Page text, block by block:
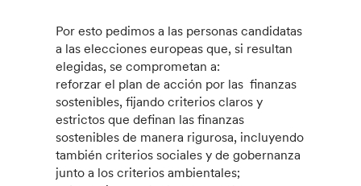
Por esto pedimos a las personas candidatas
a las elecciones europeas que, si resultan
elegidas, se comprometan a:
reforzar el plan de acción por las finanzas
sostenibles, fijando criterios claros y
estrictos que definan las finanzas
sostenibles de manera rigurosa, incluyendo
también criterios sociales y de gobernanza
junto a los criterios ambientales;